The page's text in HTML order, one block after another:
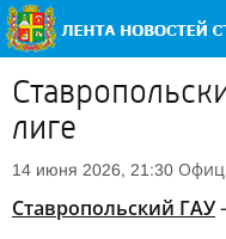
лиге
14 июня 2026, 21:30
Ставропольский ГАУ